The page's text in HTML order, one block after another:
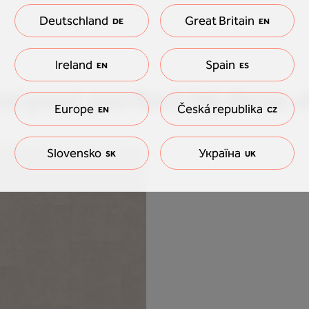
past perfect bij deze
Deutschland DE Great Britain EN
Ireland EN Spain ES
Europe EN Česká republika CZ
Slovensko SK Україна UK